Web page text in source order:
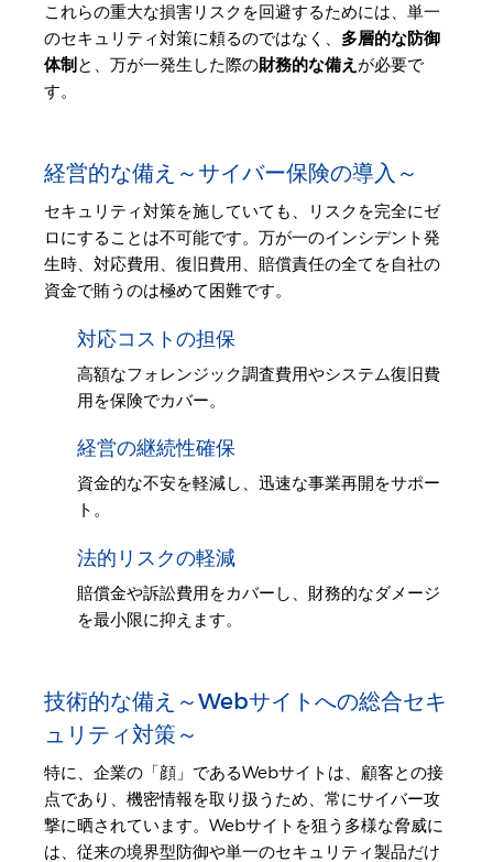
これらの重大な損害リスクを回避するためには、単一
のセキュリティ対策に頼るのではなく、 多層的な防御
体制 と、万が一発生した際の財務的な備え が必要で
す。
経営的な備え～サイバー保険の導入～
セキュリティ対策を施していても、リスクを完全にゼ
ロにすることは不可能です。万が一のインシデント発
生時、対応費用、復旧費用、賠償責任の全てを自社の
資金で賄うのは極めて困難です。
対応コストの担保
高額なフォレンジック調査費用やシステム復旧費
用を保険でカバー。
経営の継続性確保
資金的な不安を軽減し、迅速な事業再開をサポー
ト。
法的リスクの軽減
賠償金や訴訟費用をカバーし、財務的なダメージ
を最小限に抑えます。
技術的な備え～Webサイトへの総合セキ
ュリティ対策～
特に、企業の「顔」であるWebサイトは、顧客との接
点であり、機密情報を取り扱うため、常にサイバー攻
撃に晒されています。Webサイトを狙う多様な脅威に
は、従来の境界型防御や単一のセキュリティ製品だけ